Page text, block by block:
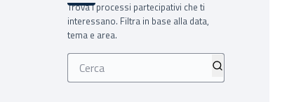
Trova i processi partecipativi che ti
interessano. Filtra in base alla data,
tema e area.